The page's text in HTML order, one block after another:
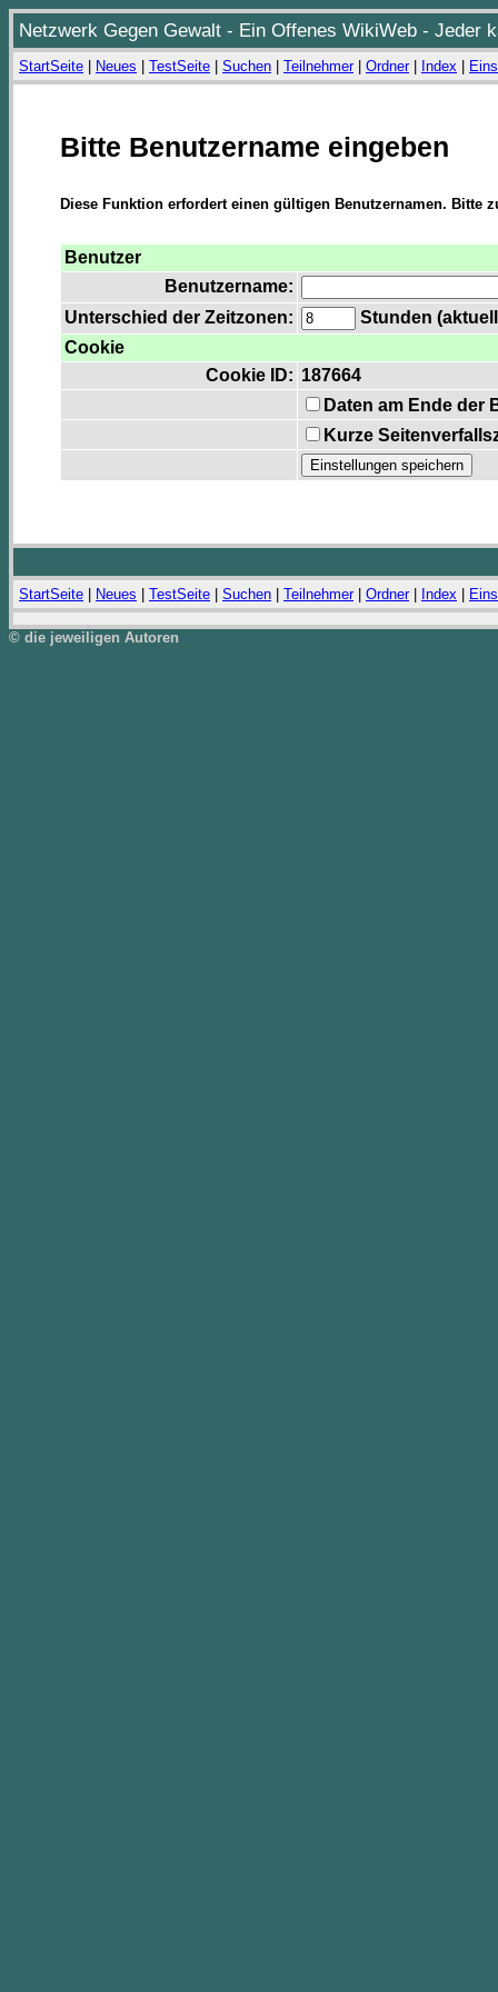
Netzwerk Gegen Gewalt - Ein Offenes WikiWeb - Jeder
StartSeite Neues TestSeite Suchen Teilnehmer| Ordner| Index
Bitte Benutzername eingeben
Diese Funktion erfordert einen gültigen Benutzernamen. Bitte
Benutzer
Benutzername:
Unterschied der Zeitzonen:
Stunden
Cookie
Cookie ID: 187664
Daten am Ende der
Kurze
StartSeite Neues TestSeite Suchen Teilnehmer| Ordner| Index
© die jeweiligen Autoren